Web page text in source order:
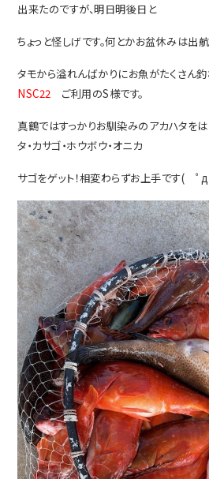
出来たのですが、明日明後日と
ちょっと怪しげです。何とかお盆休みは出
タモから溢れんばかりにお魚がたくさん釣
NSC22 ご利用のS様です。
真鶴ではすっかりお馴染みのアカハタをは
タ・カサゴ・ホウボウ・オニカ
サゴをゲット！相変わらずお上手です( ﾟ